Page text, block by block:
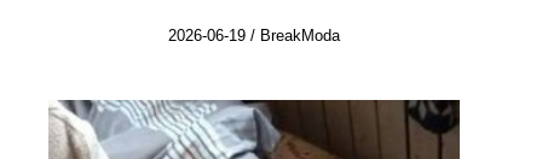
2026-06-19 / BreakModa